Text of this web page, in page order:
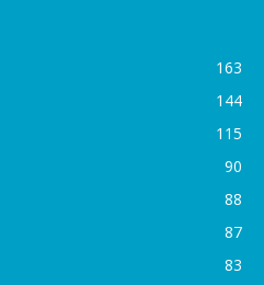
163
144
115
90
88
87
83